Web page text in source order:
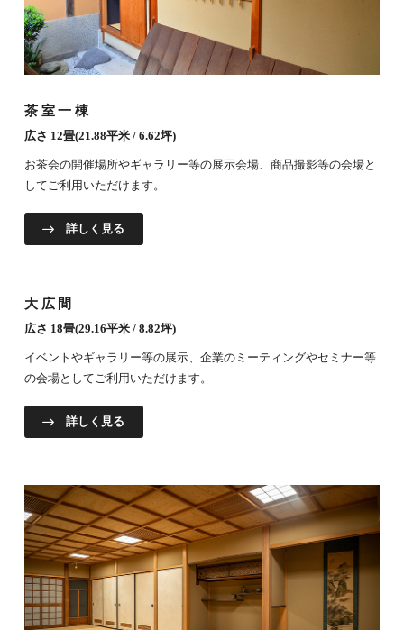
茶室一棟
広さ 12畳(21.88平米 / 6.62坪)
お茶会の開催場所やギャラリー等の展示会場、商品撮影等の会場と
してご利用いただけます。
詳しく見る
大広間
広さ 18畳(29.16平米 / 8.82坪)
イベントやギャラリー等の展示、企業のミーティングやセミナー等
の会場としてご利用いただけます。
詳しく見る